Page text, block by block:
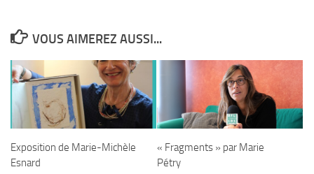
VOUS AIMEREZ AUSSI...
Exposition de Marie-Michèle
Esnard
« Fragments » par Marie
Pétry